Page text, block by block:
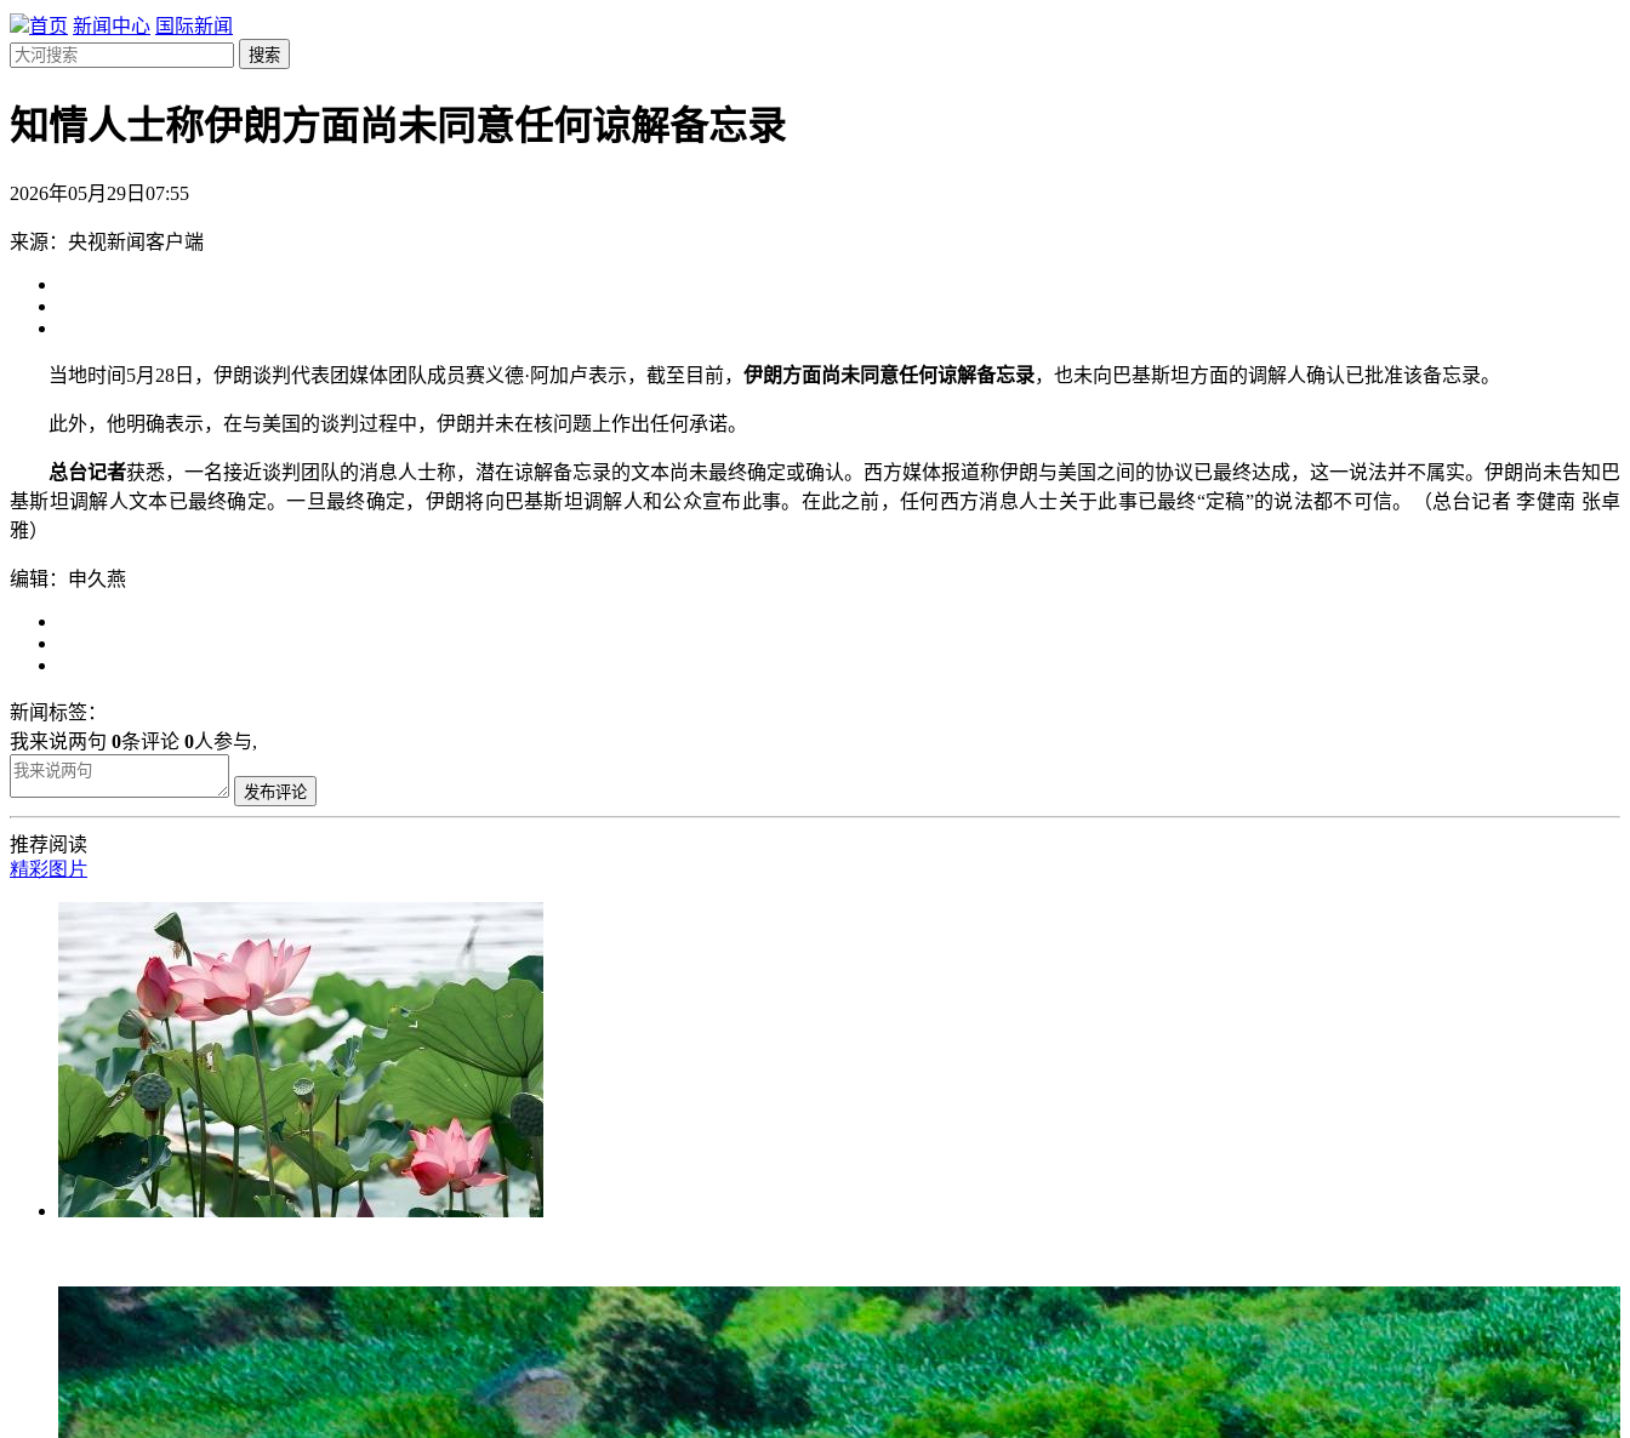
首页 新闻中心 国际新闻
搜索
知情人士称伊朗方面尚未同意任何谅解备忘录
2026年05月29日07:55
来源：央视新闻客户端
当地时间5月28日，伊朗谈判代表团媒体团队成员赛义德·阿加卢表示，截至目前， 伊朗方面尚未同意任何谅解备忘录，也未向巴基斯坦方面的调解人确认已批准该备忘录。
此外，他明确表示，在与美国的谈判过程中，伊朗并未在核问题上作出任何承诺。
总台记者获悉，一名接近谈判团队的消息人士称，潜在谅解备忘录的文本尚未最终确定或确认。西方媒体报道称伊朗与美国之间的协议已最终达成，这一说法并不属实。伊朗尚未告知巴
基斯坦调解人文本已最终确定。一旦最终确定，伊朗将向巴基斯坦调解人和公众宣布此事。在此之前，任何西方消息人士关于此事已最终“定稿”的说法都不可信。（总台记者 李健南 张卓
雅）
编辑：申久燕
新闻标签：
我来说两句 0条评论 0人参与,
发布评论
推荐阅读